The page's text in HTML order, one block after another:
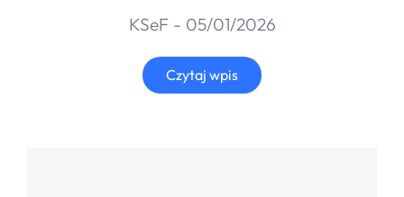
KSeF 05/01/2026
Czytaj wpis